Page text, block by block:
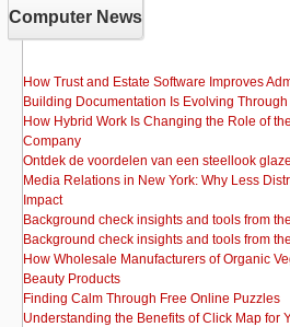
Computer News
How Trust and Estate Software Improves
Building Documentation Is Evolving
How Hybrid Work Is Changing the Role of
Company
Ontdek de voordelen van een steellook
Media Relations in New York: Why Less
Impact
Background check insights and tools from
Background check insights and tools from
How Wholesale Manufacturers of Organic
Beauty Products
Finding Calm Through Free Online Puzzles
Understanding the Benefits of Click Map for